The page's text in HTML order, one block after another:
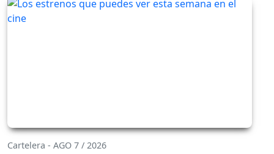
Cartelera - AGO 7 / 2026